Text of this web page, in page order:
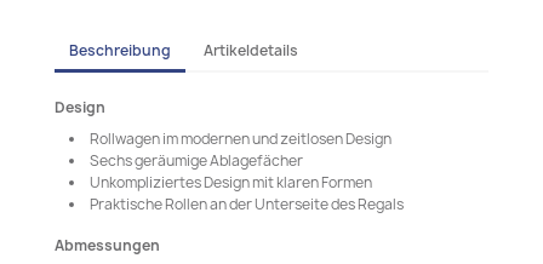
Beschreibung Artikeldetails
Design
Rollwagen im modernen und zeitlosen Design
Sechs geräumige Ablagefächer
Unkompliziertes Design mit klaren Formen
Praktische Rollen an der Unterseite des Regals
Abmessungen